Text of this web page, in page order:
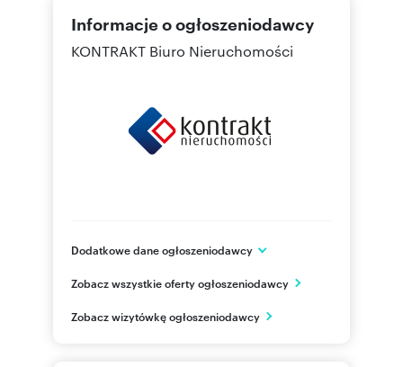
Informacje o ogłoszeniodawcy
KONTRAKT Biuro Nieruchomości
Dodatkowe dane ogłoszeniodawcy
Oświęcim
PL
Zobacz wszystkie oferty ogłoszeniodawcy
Zobacz wizytówkę ogłoszeniodawcy